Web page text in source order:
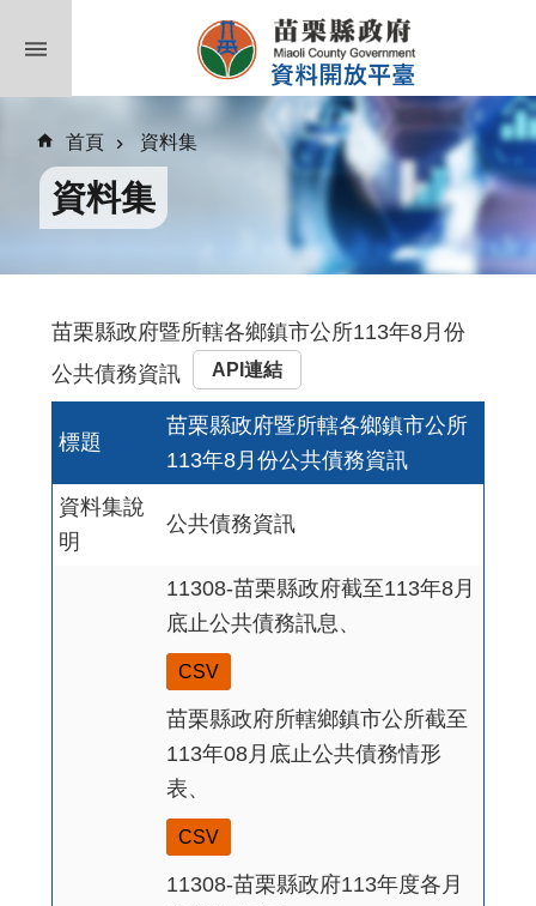
首頁 資料集
資料集
苗栗縣政府暨所轄各鄉鎮市公所113年8月份
公共債務資訊
API連結
標題
苗栗縣政府暨所轄各鄉鎮市公所
113年8月份公共債務資訊
資料集說
明
公共債務資訊
11308-苗栗縣政府截至113年8月
底止公共債務訊息、
CSV
苗栗縣政府所轄鄉鎮市公所截至
113年08月底止公共債務情形
表、
CSV
11308-苗栗縣政府113年度各月